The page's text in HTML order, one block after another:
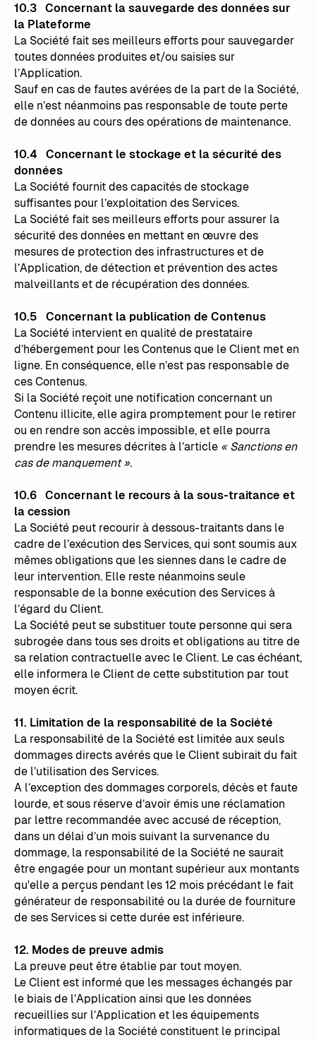
10.3 Concernant la sauvegarde des données sur
la Plateforme
La Société fait ses meilleurs efforts pour sauvegarder
toutes données produites et/ou saisies sur
l’Application.
Sauf en cas de fautes avérées de la part de la Société,
elle n’est néanmoins pas responsable de toute perte
de données au cours des opérations de maintenance.
10.4 Concernant le stockage et la sécurité des
données
La Société fournit des capacités de stockage
suffisantes pour l’exploitation des Services.
La Société fait ses meilleurs efforts pour assurer la
sécurité des données en mettant en œuvre des
mesures de protection des infrastructures et de
l’Application, de détection et prévention des actes
malveillants et de récupération des données.
10.5 Concernant la publication de Contenus
La Société intervient en qualité de prestataire
d’hébergement pour les Contenus que le Client met en
ligne. En conséquence, elle n’est pas responsable de
ces Contenus.
Si la Société reçoit une notification concernant un
Contenu illicite, elle agira promptement pour le retirer
ou en rendre son accès impossible, et elle pourra
prendre les mesures décrites à l’article « Sanctions en
cas de manquement ».
10.6 Concernant le recours à la sous-traitance et
la cession
La Société peut recourir à dessous-traitants dans le
cadre de l’exécution des Services, qui sont soumis aux
mêmes obligations que les siennes dans le cadre de
leur intervention. Elle reste néanmoins seule
responsable de la bonne exécution des Services à
l’égard du Client.
La Société peut se substituer toute personne qui sera
subrogée dans tous ses droits et obligations au titre de
sa relation contractuelle avec le Client. Le cas échéant,
elle informera le Client de cette substitution par tout
moyen écrit.
11. Limitation de la responsabilité de la Société
La responsabilité de la Société est limitée aux seuls
dommages directs avérés que le Client subirait du fait
de l’utilisation des Services.
A l’exception des dommages corporels, décès et faute
lourde, et sous réserve d’avoir émis une réclamation
par lettre recommandée avec accusé de réception,
dans un délai d’un mois suivant la survenance du
dommage, la responsabilité de la Société ne saurait
être engagée pour un montant supérieur aux montants
qu'elle a perçus pendant les 12 mois précédant le fait
générateur de responsabilité ou la durée de fourniture
de ses Services si cette durée est inférieure.
12. Modes de preuve admis
La preuve peut être établie par tout moyen.
Le Client est informé que les messages échangés par
le biais de l’Application ainsi que les données
recueillies sur l’Application et les équipements
informatiques de la Société constituent le principal